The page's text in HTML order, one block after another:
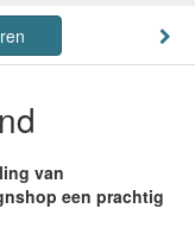
van
een prachtig